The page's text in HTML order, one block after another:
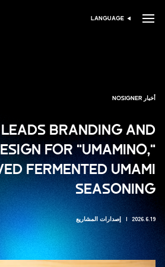
اختر اللغة
LANGUAGE
أخبار NOSIGNER
LEADS BRANDING AND
FOR "UMAMINO,"
FERMENTED UMAMI
SEASONING
2026.6.19 إصدارات المشاريع